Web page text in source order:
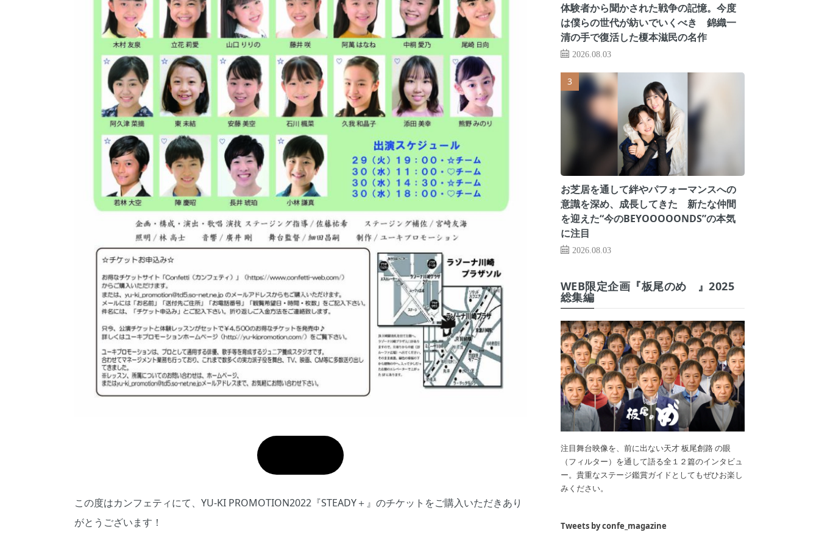
この度はカンフェティにて、YU-KI PROMOTION2022『STEADY＋』のチケットをご購入いただきあり
がとうございます！
体験者から聞かされた戦争の記憶。今度
は僕らの世代が紡いでいくべき 錦織一
清の手で復活した榎本滋民の名作
2026.08.03
お芝居を通して絆やパフォーマンスへの
意識を深め、成長してきた 新たな仲間
を迎えた“今のBEYOOOOONDS”の本気
に注目
2026.08.03
WEB限定企画『板尾のめ゙』2025
総集編
注目舞台映像を、前に出ない天才 板尾創路 の眼
（フィルター）を通して語る全１２篇のインタビュ
ー。貴重なステージ鑑賞ガイドとしてもぜひお楽し
みください。
Tweets by confe_magazine